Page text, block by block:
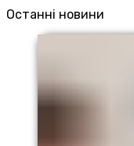
Останні новини